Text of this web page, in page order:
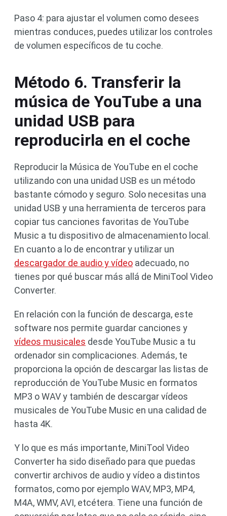
Paso 4: para ajustar el volumen como desees
mientras conduces, puedes utilizar los controles
de volumen específicos de tu coche.
Método 6. Transferir la
música de YouTube a una
unidad USB para
reproducirla en el coche
Reproducir la Música de YouTube en el coche
utilizando con una unidad USB es un método
bastante cómodo y seguro. Solo necesitas una
unidad USB y una herramienta de terceros para
copiar tus canciones favoritas de YouTube
Music a tu dispositivo de almacenamiento local.
En cuanto a lo de encontrar y utilizar un
descargador de audio y vídeo adecuado, no
tienes por qué buscar más allá de MiniTool Video
Converter.
En relación con la función de descarga, este
software nos permite guardar canciones y
vídeos musicales desde YouTube Music a tu
ordenador sin complicaciones. Además, te
proporciona la opción de descargar las listas de
reproducción de YouTube Music en formatos
MP3 o WAV y también de descargar vídeos
musicales de YouTube Music en una calidad de
hasta 4K.
Y lo que es más importante, MiniTool Video
Converter ha sido diseñado para que puedas
convertir archivos de audio y vídeo a distintos
formatos, como por ejemplo WAV, MP3, MP4,
M4A, WMV, AVI, etcétera. Tiene una función de